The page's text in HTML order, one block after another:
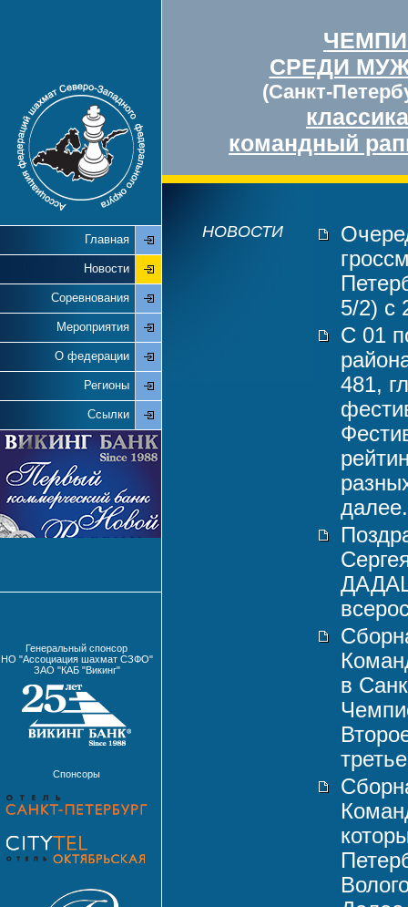
СРЕДИ
(Санкт-
классика
командный
Главная
Новости
Соревнования
Мероприятия
О федерации
Регионы
Ссылки
Генеральный спонсор
НО "Ассоциация шахмат СЗФО"
ЗАО "КАБ "Викинг"
Спонсоры
НОВОСТИ
5/2) с
С 01
481,
в